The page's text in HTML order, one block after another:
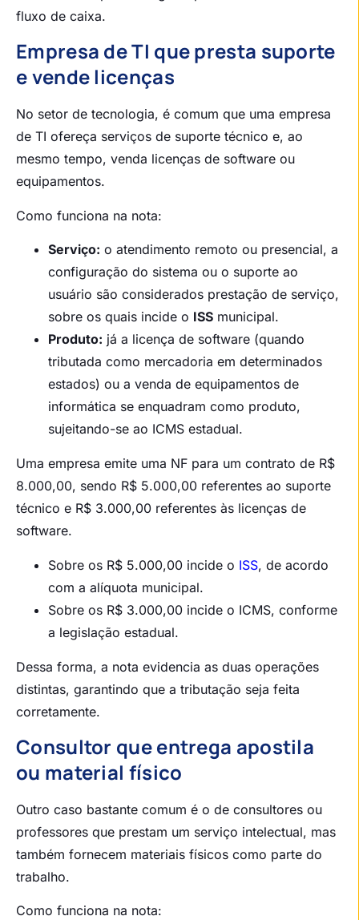
fluxo de caixa.
Empresa de TI que presta suporte
e vende licenças
No setor de tecnologia, é comum que uma empresa
de TI ofereça serviços de suporte técnico e, ao
mesmo tempo, venda licenças de software ou
equipamentos.
Como funciona na nota:
Serviço: o atendimento remoto ou presencial, a
configuração do sistema ou o suporte ao
usuário são considerados prestação de serviço,
sobre os quais incide o ISS municipal.
Produto: já a licença de software (quando
tributada como mercadoria em determinados
estados) ou a venda de equipamentos de
informática se enquadram como produto,
sujeitando-se ao ICMS estadual.
Uma empresa emite uma NF para um contrato de R$
8.000,00, sendo R$ 5.000,00 referentes ao suporte
técnico e R$ 3.000,00 referentes às licenças de
software.
Sobre os R$ 5.000,00 incide o ISS, de acordo
com a alíquota municipal.
Sobre os R$ 3.000,00 incide o ICMS, conforme
a legislação estadual.
Dessa forma, a nota evidencia as duas operações
distintas, garantindo que a tributação seja feita
corretamente.
Consultor que entrega apostila
ou material físico
Outro caso bastante comum é o de consultores ou
professores que prestam um serviço intelectual, mas
também fornecem materiais físicos como parte do
trabalho.
Como funciona na nota: